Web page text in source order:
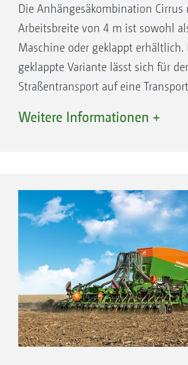
für Betriebe geeignet, die keine
eine Feldrandbefüllung haben.
der länderspezifischen
Straßenverkehrsvorschriften gibt es
mit ungebremstem Fahrwerk, mit
Zweileitungsbremssystem.
(Landwirt Michael Hantelmann ·
Die Anhängesäkombination
Arbeitsbreite von 4 m ist sowohl
Maschine oder geklappt erhältlich.
geklappte Variante lässt sich für
Straßentransport auf eine
Weitere Informationen +